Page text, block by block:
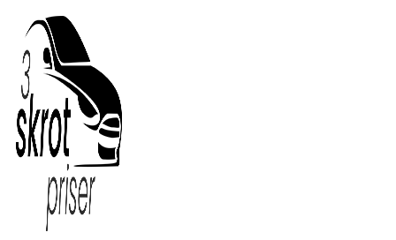
content